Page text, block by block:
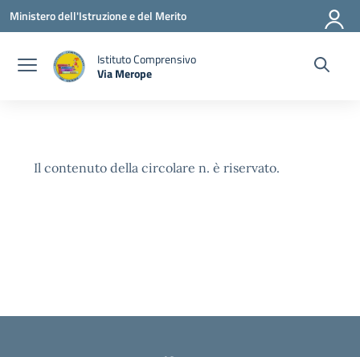
Vai ai contenuti
Vai al menu di navigazione
Vai al footer
Ministero dell'Istruzione e del Merito
Istituto Comprensivo
Via Merope
Il contenuto della circolare n. è riservato.